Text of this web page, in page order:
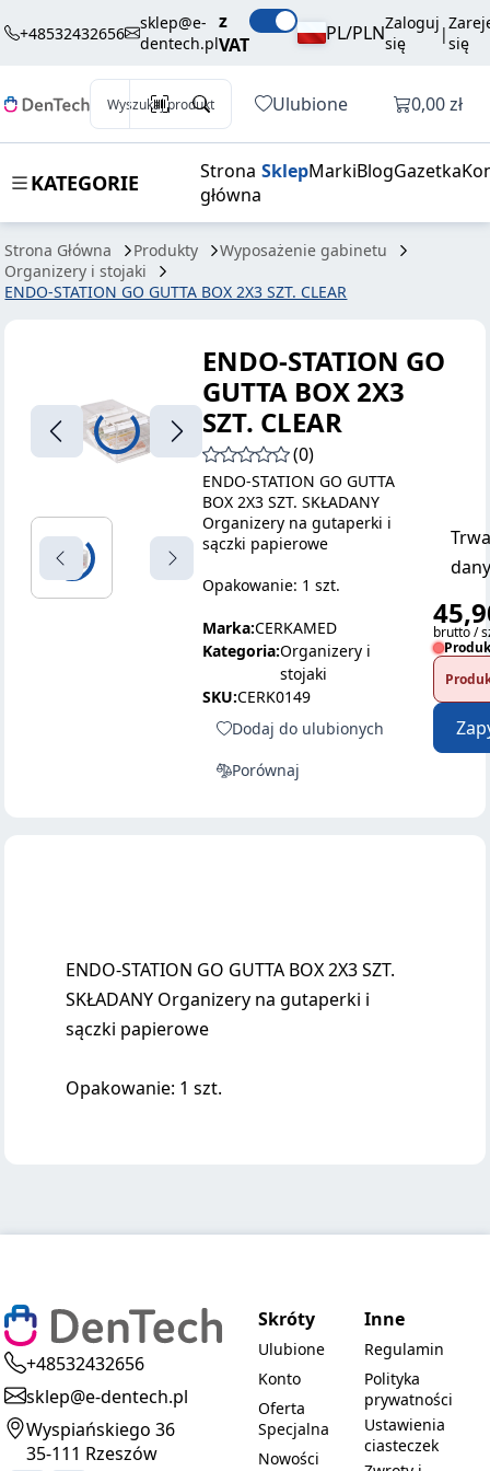
+48532432656
sklep@e-
dentech.pl
z
VAT
PL/PLNZaloguj
się
|się
Wyszukaj produkt Ulubione Otwórz
0,00 zł
KATEGORIE
Strona
główna
SklepMarkiBlogGazetka
Strona Główna Produkty
Wyposażenie gabinetu
Organizery i stojaki
ENDO-STATION GO GUTTA BOX 2X3 SZT. CLEAR
GO GUTTA BOX
2X3 SZT. CLEAR
brutto / szt.
ENDO-STATION GO
GUTTA BOX 2X3
SZT. CLEAR
(0)
ENDO-STATION GO GUTTA
BOX 2X3 SZT. SKŁADANY
Organizery na gutaperki i
sączki papierowe
Opakowanie: 1 szt.
Marka:CERKAMED
Kategoria:Organizery i
stojaki
SKU:CERK0149
Dodaj do ulubionych
Porównaj
brutto /
ENDO-STATION GO GUTTA BOX 2X3 SZT.
SKŁADANY Organizery na gutaperki i
sączki papierowe
Opakowanie: 1 szt.
+48532432656
sklep@e-dentech.pl
Wyspiańskiego 36
35-111 Rzeszów
Skróty
Ulubione
Konto
Oferta
Specjalna
Nowości
Inne
Regulamin
Polityka
prywatności
Ustawienia
ciasteczek